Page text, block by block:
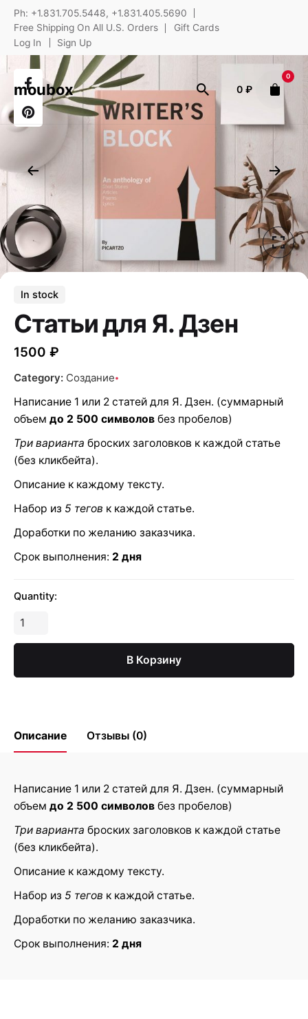
Skip
content
Ph: +1.831.705.5448, +1.831.405.5690
Free Shipping On All U.S. Orders
Gift Cards
Log In
Sign Up
moubox 0 ₽
0
In stock
Статьи для Я. Дзен
1500 ₽
Category: Создание
Написание 1 или 2 статей для Я. Дзен. (суммарный
объем до 2 500 символов без пробелов)
Три варианта броских заголовков к каждой статье
(без кликбейта).
Описание к каждому тексту.
Набор из 5 тегов к каждой статье.
Доработки по желанию заказчика.
Срок выполнения: 2 дня
Quantity:
Количество
В Корзину
Описание Отзывы (0)
Написание 1 или 2 статей для Я. Дзен. (суммарный
объем до 2 500 символов без пробелов)
Три варианта броских заголовков к каждой статье
(без кликбейта).
Описание к каждому тексту.
Набор из 5 тегов к каждой статье.
Доработки по желанию заказчика.
Срок выполнения: 2 дня
Reviews
There are no reviews yet.
Be the first to review “Статьи для Я.
Ваш адрес email не будет
Обязательные поля
Rate this product: